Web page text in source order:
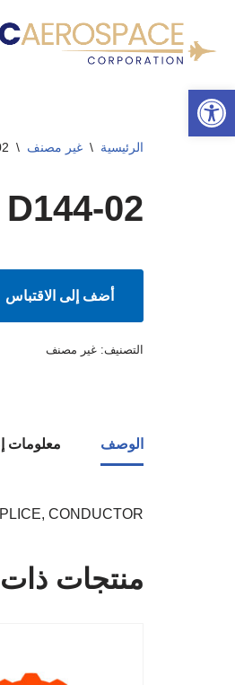
شريط الأدوات المفتوح
تخطى
المحتوى
الرئيسية \ غير مصنف \
D144-02
أضف إلى الاقتباس
التصنيف: غير مصنف
الوصف معلومات
CONDUCTOR
منتجات